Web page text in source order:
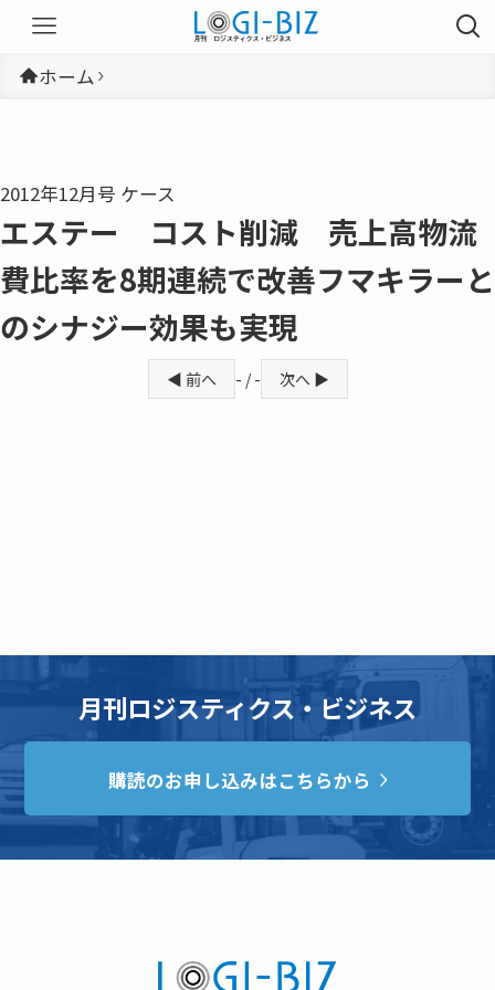
ホーム
2012年12月号 ケース
エステー コスト削減 売上高物流
費比率を8期連続で改善フマキラーと
のシナジー効果も実現
◀ 前へ - / - 次へ ▶
月刊ロジスティクス・ビジネス
購読のお申し込みはこちらから